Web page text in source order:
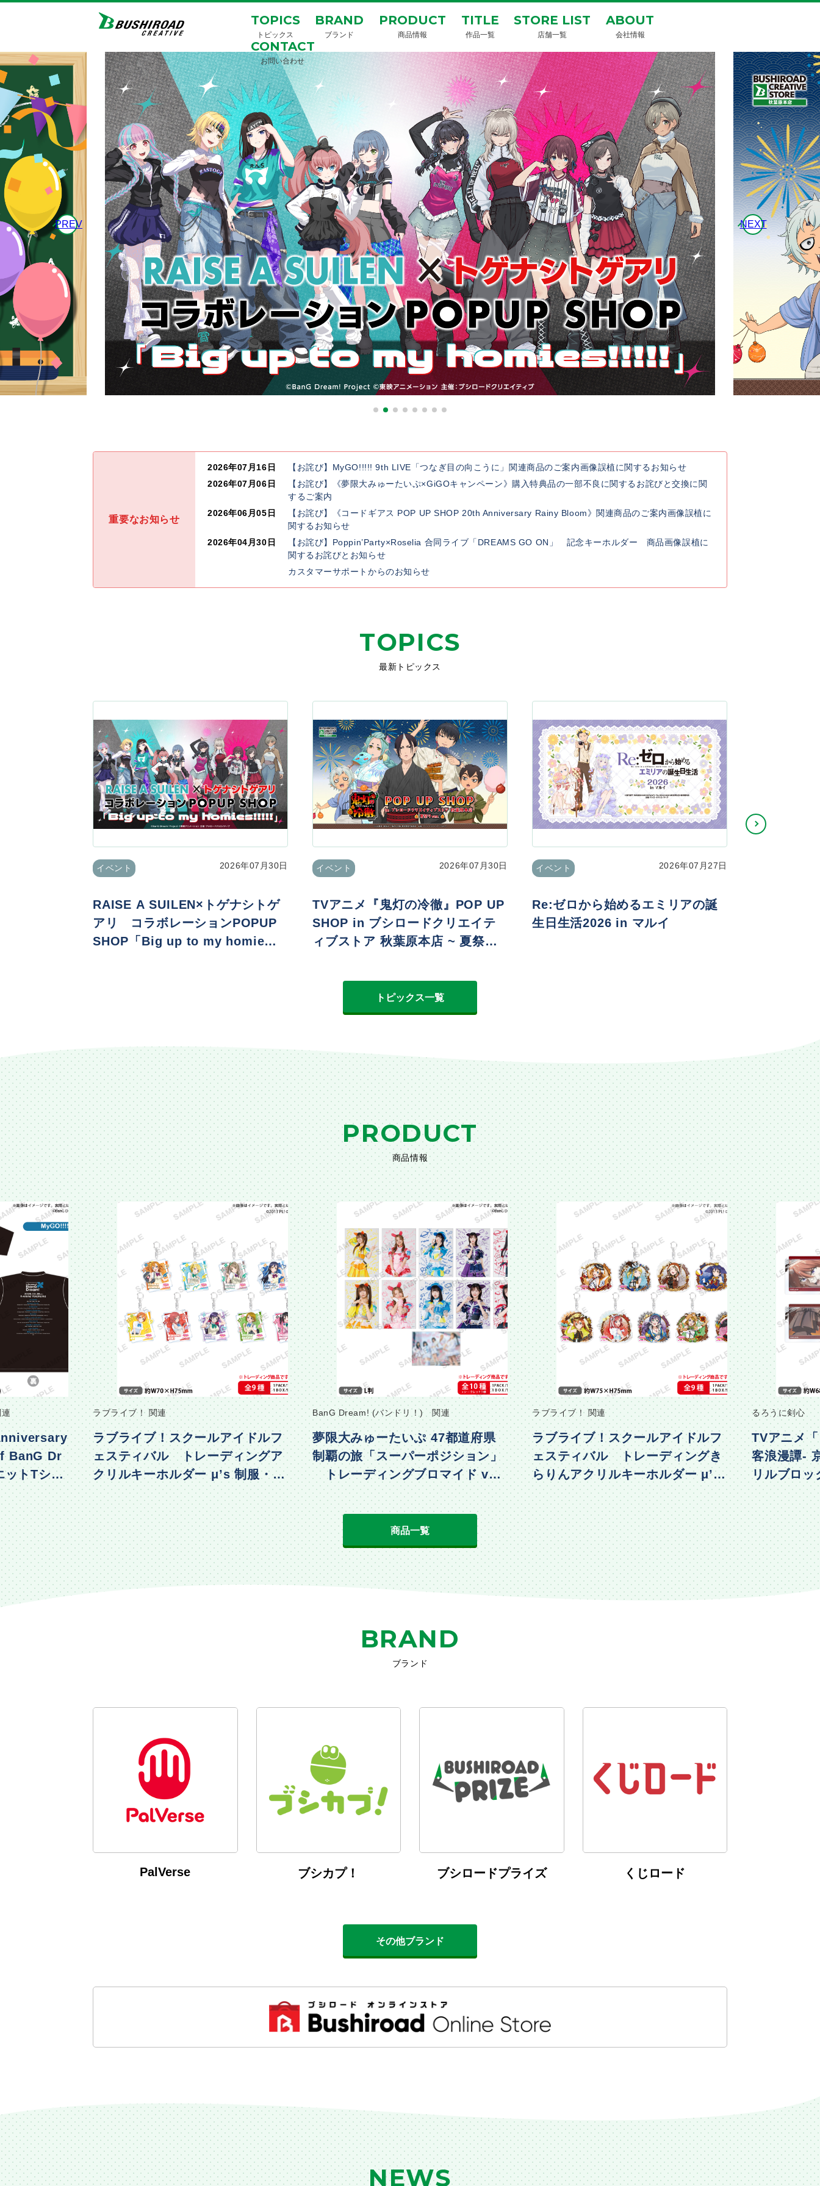
TOPICS
トピックス
BRAND
ブランド
PRODUCT
商品情報
TITLE
作品一覧
STORE LIST
店舗一覧
ABOUT
会社情報
CONTACT
お問い合わせ
PREV NEXT
重要なお知らせ
2026年07月16日
【お詫び】MyGO!!!!! 9th LIVE「つなぎ目の向こうに」関連商品のご案内画像誤植に関するお知らせ
2026年07月06日
【お詫び】《夢限大みゅーたいぷ×GiGOキャンペーン》購入特典品の一部不良に関するお詫びと交換に関
するご案内
2026年06月05日
【お詫び】《コードギアス POP UP SHOP 20th Anniversary Rainy Bloom》関連商品のご案内画像誤植に
関するお知らせ
2026年04月30日
【お詫び】Poppin’Party×Roselia 合同ライブ「DREAMS GO ON」 記念キーホルダー 商品画像誤植に
関するお詫びとお知らせ
カスタマーサポートからのお知らせ
TOPICS
最新トピックス
イベント 2026年07月30日
RAISE A SUILEN×トゲナシトゲ
アリ コラボレーションPOPUP
SHOP「Big up to my homie
イベント 2026年07月30日
TVアニメ『鬼灯の冷徹』POP UP
SHOP in ブシロードクリエイテ
ィブストア 秋葉原本店 ~ 夏祭りv
イベント 2026年07月27日
Re:ゼロから始めるエミリアの誕
生日生活2026 in マルイ
トピックス一覧
PRODUCT
商品情報
BanG Dr
トTシャ
ラブライブ！ 関連
ラブライブ！スクールアイドルフ
ェスティバル トレーディングア
クリルキーホルダー μ’s 制服・水
着ver.
BanG Dream! (バンドリ！) 関連
夢限大みゅーたいぷ 47都道府県
制覇の旅「スーパーポジション」
トレーディングブロマイド vol.
2
ラブライブ！ 関連
ラブライブ！スクールアイドルフ
ェスティバル トレーディングき
らりんアクリルキーホルダー μ’s
動物編Part2ver.
るろうに剣心
TVアニメ
客浪漫譚-
リルブロ
商品一覧
BRAND
ブランド
PalVerse ブシカプ！ ブシロードプライズ くじロード
その他ブランド
NEWS